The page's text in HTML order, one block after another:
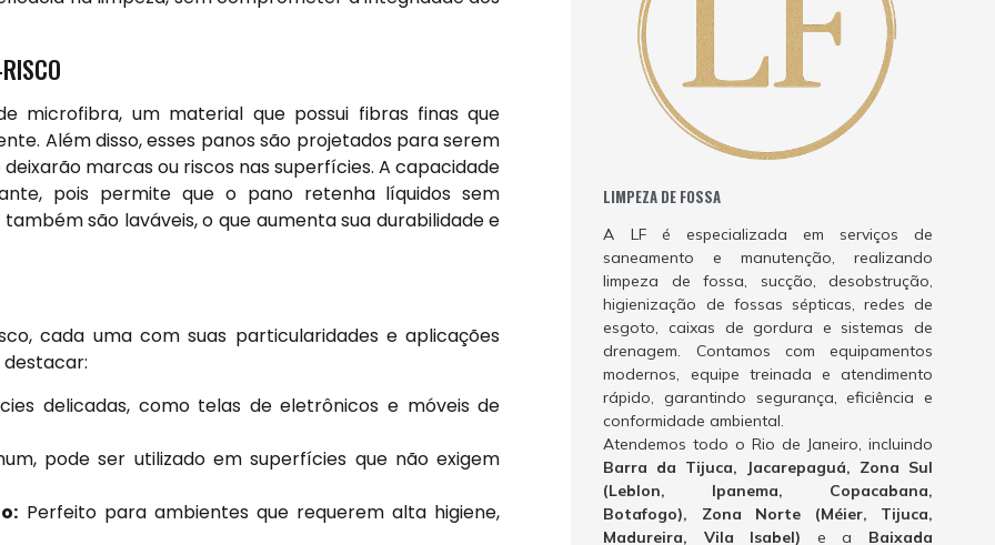
microfibra, um material que possui fibras finas que
Além disso, esses panos são projetados para serem
marcas ou riscos nas superfícies. A capacidade
pois permite que o pano retenha líquidos sem
são laváveis, o que aumenta sua durabilidade e
cada uma com suas particularidades e aplicações
delicadas, como telas de eletrônicos e móveis de
pode ser utilizado em superfícies que não exigem
Perfeito para ambientes que requerem alta higiene,
LIMPEZA DE FOSSA
A LF é especializada em serviços de
saneamento e manutenção, realizando
limpeza de fossa, sucção, desobstrução,
higienização de fossas sépticas, redes de
esgoto, caixas de gordura e sistemas de
drenagem. Contamos com equipamentos
modernos, equipe treinada e atendimento
rápido, garantindo segurança, eficiência e
conformidade ambiental.
Atendemos todo o Rio de Janeiro, incluindo
Barra da Tijuca, Jacarepaguá, Zona Sul
(Leblon, Ipanema, Copacabana,
Botafogo), Zona Norte (Méier, Tijuca,
Madureira, Vila Isabel) e a Baixada